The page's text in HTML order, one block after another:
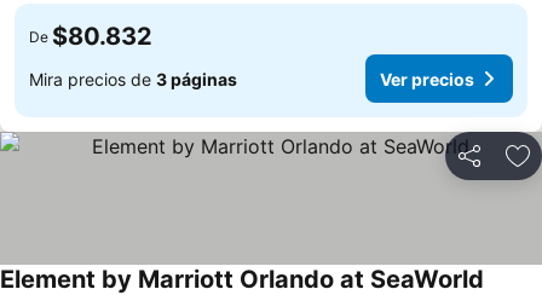
De $80.832
Mira precios de 3 páginas Ver precios
Compartir
Element by Marriott Orlando at SeaWorld